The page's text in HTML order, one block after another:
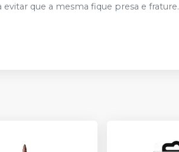
que a mesma fique presa e frature.